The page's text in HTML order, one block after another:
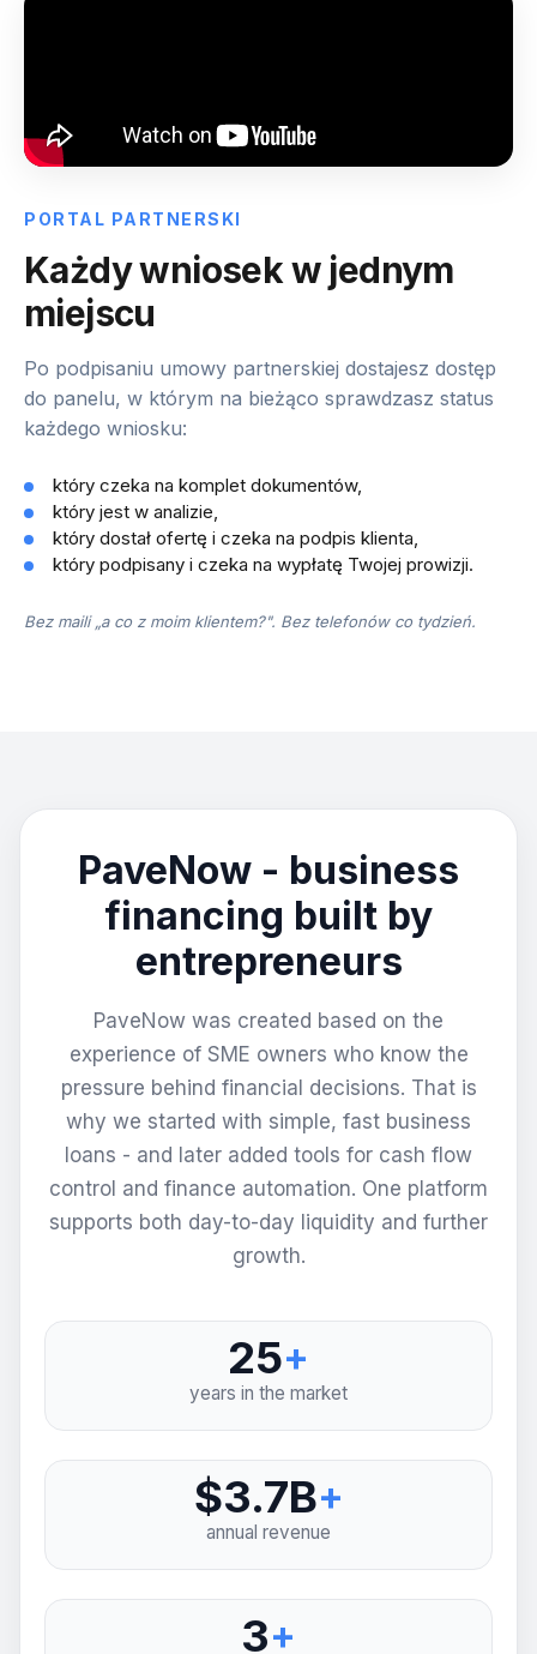
PORTAL PARTNERSKI
Każdy wniosek w jednym
miejscu
Po podpisaniu umowy partnerskiej dostajesz dostęp
do panelu, w którym na bieżąco sprawdzasz status
każdego wniosku:
który czeka na komplet dokumentów,
który jest w analizie,
który dostał ofertę i czeka na podpis klienta,
który podpisany i czeka na wypłatę Twojej prowizji.
Bez maili „a co z moim klientem?". Bez telefonów co tydzień.
PaveNow - business
financing built by
entrepreneurs
PaveNow was created based on the
experience of SME owners who know the
pressure behind financial decisions. That is
why we started with simple, fast business
loans - and later added tools for cash flow
control and finance automation. One platform
supports both day-to-day liquidity and further
growth.
25+
years in the market
$3.7B+
annual revenue
3+